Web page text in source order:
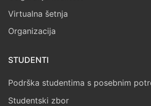
Virtualna šetnja
Organizacija
STUDENTI
Podrška studentima s posebnim
Studentski zbor